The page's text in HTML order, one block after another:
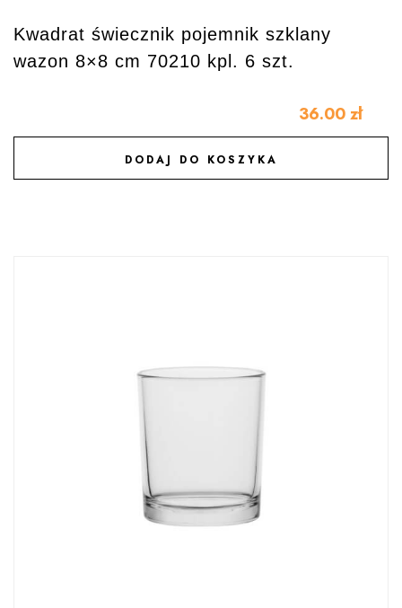
Kwadrat świecznik pojemnik szklany
wazon 8×8 cm 70210 kpl. 6 szt.
36.00 zł
DODAJ DO KOSZYKA
DODAJ DO ULUBIONYCH